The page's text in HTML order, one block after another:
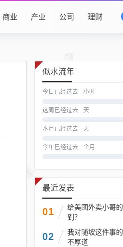
商业 产业 公司 理财
似水流年
今日已经过去 小时
这周已经过去 天
本月已经过去 天
今年已经过去 个月
最近发表
01
给美团外卖小哥
到？
02
我对随坡这件事
不厚道